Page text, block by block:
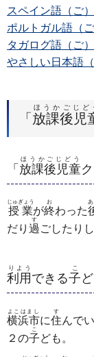
スペイン語（ご
ポルトガル語（
タガログ語（ご
やさしい日本語
「放課後児
ほうかごじど
「 放課後児童
ほうかごじどう
授業
じゅぎょう
が終
お
わった
あ
だり 過
す
ごしたりし
利用
りよう
できる子
こ
横浜市
よこはまし
に住
す
んで
２の子
こ
ども。